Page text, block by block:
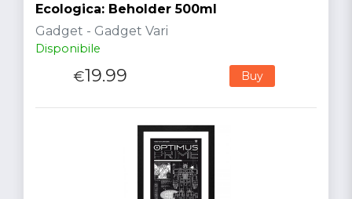
Ecologica: Beholder 500ml
Gadget - Gadget Vari
Disponibile
€19.99 Buy